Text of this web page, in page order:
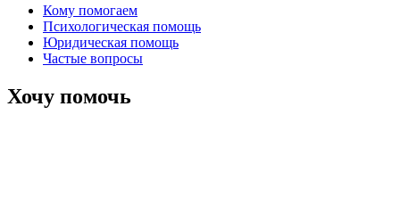
Кому помогаем
Психологическая помощь
Юридическая помощь
Частые вопросы
Хочу помочь